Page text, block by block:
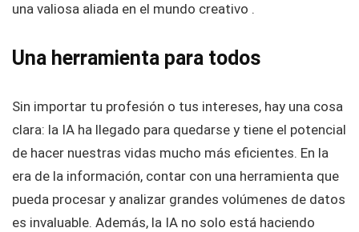
una valiosa aliada en el mundo creativo .
Una herramienta para todos
Sin importar tu profesión o tus intereses, hay una cosa
clara: la IA ha llegado para quedarse y tiene el potencial
de hacer nuestras vidas mucho más eficientes. En la
era de la información, contar con una herramienta que
pueda procesar y analizar grandes volúmenes de datos
es invaluable. Además, la IA no solo está haciendo